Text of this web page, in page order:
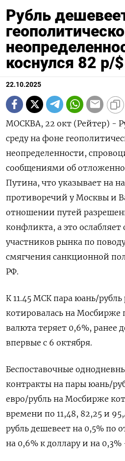
Рубль
коснулся 82 р/$
22.10.2025
МОСКВА, 22 окт (Рейтер) -
среду на фоне
неопределенности,
сообщениями об
Путина, что указывает на
противоречий у Москвы и
отношении путей
конфликта, а это
участников рынка по
смягчения санкционной
РФ.
К 11.45 МСК пара юань/
котировалась на Мосбирже
валюта теряет 0,6%, ранее
впервые с 6 октября.
Беспоставочные
контракты на пары юань/
евро/рубль на Мосбирже
времени по 11,48, 82,25 и
рубль дешевеет на 0,5%
на 0,6% к доллару и на 0,3%